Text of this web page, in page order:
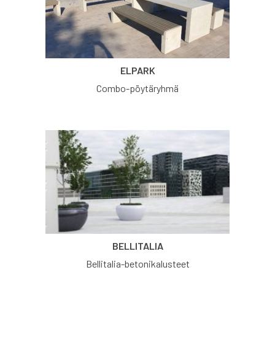
ELPARK
Combo-pöytäryhmä
BELLITALIA
Bellitalia-betonikalusteet